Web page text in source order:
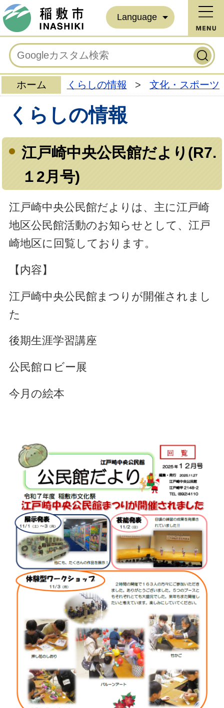
Language
ホーム くらしの情報 > 文化・スポーツ
くらしの情報
江戸崎中央公民館だより(R7.
１2月号)
江戸崎中央公民館だよりは、主に江戸崎
地区公民館活動のお知らせとして、江戸
崎地区に回覧しております。
【内容】
江戸崎中央公民館まつりが開催されまし
た
後期生涯学習講座
公民館ロビー展
今月の絵本